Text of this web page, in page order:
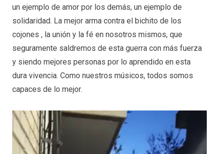
un ejemplo de amor por los demás, un ejemplo de
solidaridad. La mejor arma contra el bichito de los
cojones , la unión y la fé en nosotros mismos, que
seguramente saldremos de esta guerra con más fuerza
y siendo mejores personas por lo aprendido en esta
dura vivencia. Como nuestros músicos, todos somos
capaces de lo mejor.